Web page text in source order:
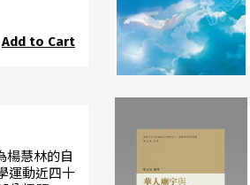
Add to Cart
楊慧林的自
運動近四十